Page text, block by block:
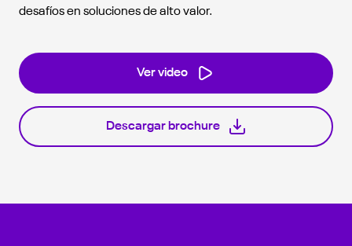
desafíos en soluciones de alto valor.
Ver video
Descargar brochure